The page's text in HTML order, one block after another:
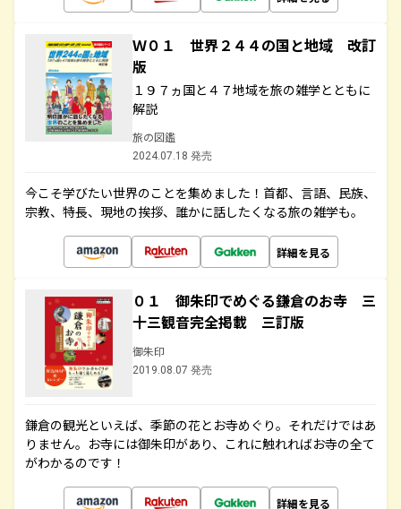
Ｗ０１ 世界２４４の国と地域 改訂
版
１９７ヵ国と４７地域を旅の雑学とともに
解説
旅の図鑑
2024.07.18 発売
今こそ学びたい世界のことを集めました！首都、言語、民族、
宗教、特長、現地の挨拶、誰かに話したくなる旅の雑学も。
詳細を見る
０１ 御朱印でめぐる鎌倉のお寺 三
十三観音完全掲載 三訂版
御朱印
2019.08.07 発売
鎌倉の観光といえば、季節の花とお寺めぐり。それだけではあ
りません。お寺には御朱印があり、これに触れればお寺の全て
がわかるのです！
詳細を見る